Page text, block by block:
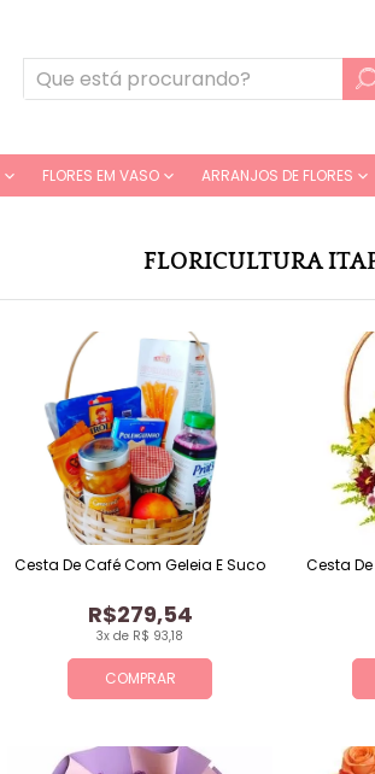
FLORES EM VASO ARRANJOS DE FLORES
FLORICULTURA
COMPRAR
3x de R$ 93,18
R$279,54
Cesta De Café Com Geleia E Suco
Cesta